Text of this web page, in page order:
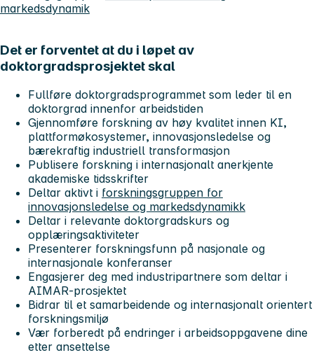
markedsdynamik
Det er forventet at du i løpet av
doktorgradsprosjektet skal
Fullføre doktorgradsprogrammet som leder til en
doktorgrad innenfor arbeidstiden
Gjennomføre forskning av høy kvalitet innen KI,
plattformøkosystemer, innovasjonsledelse og
bærekraftig industriell transformasjon
Publisere forskning i internasjonalt anerkjente
akademiske tidsskrifter
Deltar aktivt i forskningsgruppen for
innovasjonsledelse og markedsdynamikk
Deltar i relevante doktorgradskurs og
opplæringsaktiviteter
Presenterer forskningsfunn på nasjonale og
internasjonale konferanser
Engasjerer deg med industripartnere som deltar i
AIMAR-prosjektet
Bidrar til et samarbeidende og internasjonalt orientert
forskningsmiljø
Vær forberedt på endringer i arbeidsoppgavene dine
etter ansettelse